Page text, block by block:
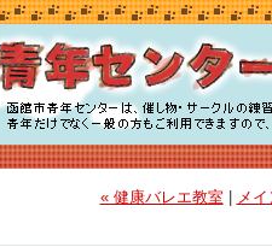
« 健康バレエ教室| メ